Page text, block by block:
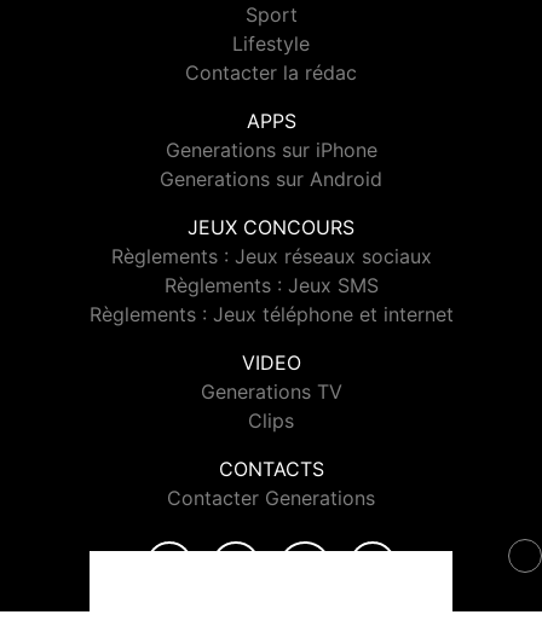
Sport
Lifestyle
Contacter la rédac
APPS
Generations sur iPhone
Generations sur Android
JEUX CONCOURS
Règlements : Jeux réseaux sociaux
Règlements : Jeux SMS
Règlements : Jeux téléphone et internet
VIDEO
Generations TV
Clips
CONTACTS
Contacter Generations